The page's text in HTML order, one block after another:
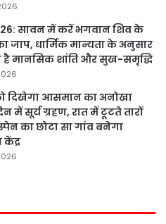
सावन में करें भगवान शिव के
जाप, धार्मिक मान्यता के अनुसार
मानसिक शांति और सुख-समृद्धि
दिखेगा आसमान का अनोखा
में सूर्य ग्रहण, रात में टूटते तारों
का छोटा सा गांव बनेगा